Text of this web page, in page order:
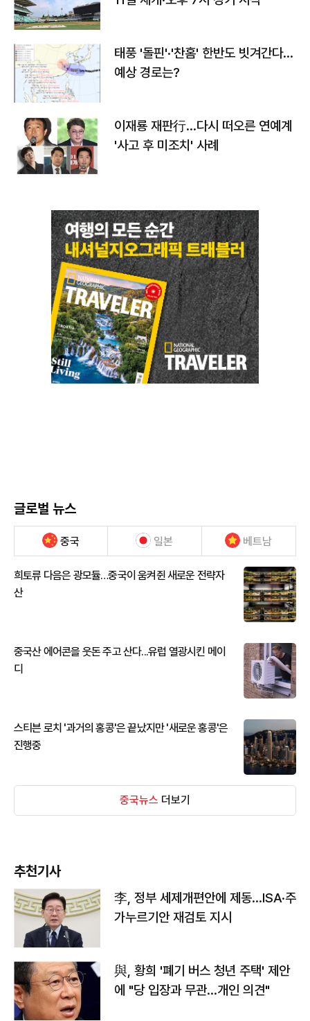
태풍 '돌핀'·'찬홈' 한반도 빗겨간다…
예상 경로는?
이재룡 재판行…다시 떠오른 연예계
'사고 후 미조치' 사례
글로벌 뉴스
중국 일본 베트남
희토류 다음은 광모듈…중국이 움켜쥔 새로운 전략자
산
중국산 에어콘을 웃돈 주고 산다...유럽 열광시킨 메이
디
스티븐 로치 '과거의 홍콩'은 끝났지만 '새로운 홍콩'은
진행중
중국뉴스 더보기
추천기사
李, 정부 세제개편안에 제동…ISA·주
가누르기안 재검토 지시
與, 황희 '폐기 버스 청년 주택' 제안
에 "당 입장과 무관…개인 의견"